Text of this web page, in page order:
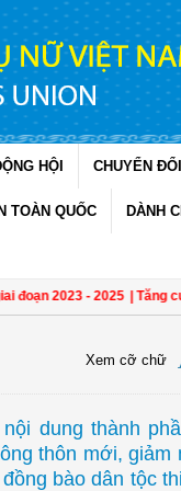
HỘI CHUYỂN
TOÀN QUỐC DÀNH
2023 - 2025 | Tăng
Xem cỡ chữ
dung thành
thôn mới, giảm
bào dân tộc